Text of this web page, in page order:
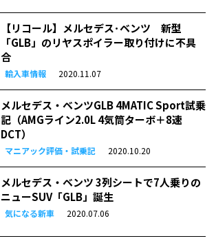
【リコール】メルセデス･ベンツ 新型
「GLB」のリヤスポイラー取り付けに不具
合
輸入車情報 2020.11.07
メルセデス・ベンツGLB 4MATIC Sport試乗
記（AMGライン2.0L 4気筒ターボ＋8速
DCT）
マニアック評価・試乗記 2020.10.20
メルセデス・ベンツ 3列シートで7人乗りの
ニューSUV「GLB」誕生
気になる新車 2020.07.06